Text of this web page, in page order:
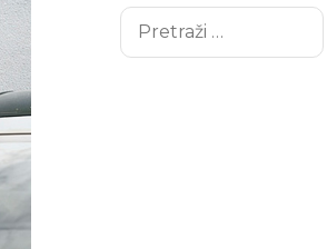
Pretraži: